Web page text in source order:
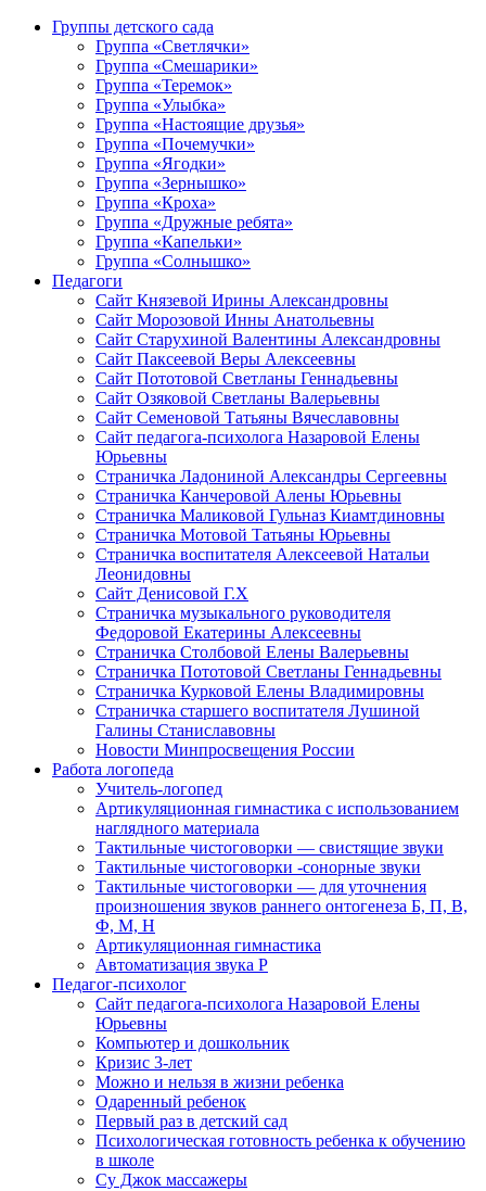
Группы детского сада
Группа «Светлячки»
Группа «Смешарики»
Группа «Теремок»
Группа «Улыбка»
Группа «Настоящие друзья»
Группа «Почемучки»
Группа «Ягодки»
Группа «Зернышко»
Группа «Кроха»
Группа «Дружные ребята»
Группа «Капельки»
Группа «Солнышко»
Педагоги
Сайт Князевой Ирины Александровны
Сайт Морозовой Инны Анатольевны
Сайт Старухиной Валентины Александровны
Сайт Паксеевой Веры Алексеевны
Сайт Пототовой Светланы Геннадьевны
Сайт Озяковой Светланы Валерьевны
Сайт Семеновой Татьяны Вячеславовны
Сайт педагога-психолога Назаровой Елены
Юрьевны
Страничка Ладониной Александры Сергеевны
Страничка Канчеровой Алены Юрьевны
Страничка Маликовой Гульназ Киамтдиновны
Страничка Мотовой Татьяны Юрьевны
Cтраничка воспитателя Алексеевой Натальи
Леонидовны
Сайт Денисовой Г.Х
Страничка музыкального руководителя
Федоровой Екатерины Алексеевны
Страничка Столбовой Елены Валерьевны
Страничка Пототовой Светланы Геннадьевны
Страничка Курковой Елены Владимировны
Страничка старшего воспитателя Лушиной
Галины Станиславовны
Новости Минпросвещения России
Работа логопеда
Учитель-логопед
Артикуляционная гимнастика с использованием
наглядного материала
Тактильные чистоговорки — свистящие звуки
Тактильные чистоговорки -сонорные звуки
Тактильные чистоговорки — для уточнения
произношения звуков раннего онтогенеза Б, П, В,
Ф, М, Н
Артикуляционная гимнастика
Автоматизация звука Р
Педагог-психолог
Сайт педагога-психолога Назаровой Елены
Юрьевны
Компьютер и дошкольник
Кризис 3-лет
Можно и нельзя в жизни ребенка
Одаренный ребенок
Первый раз в детский сад
Психологическая готовность ребенка к обучению
в школе
Су Джок массажеры